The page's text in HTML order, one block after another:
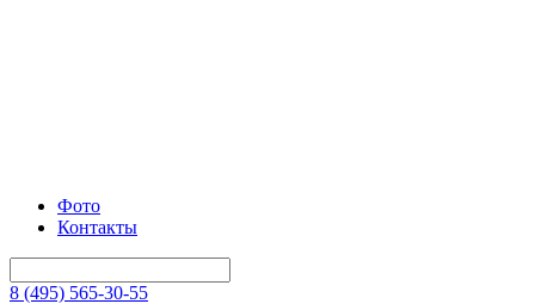
Фото
Контакты
8 (495) 565-30-55